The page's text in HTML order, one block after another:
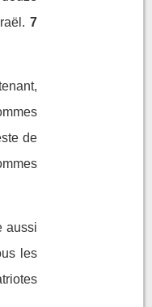
7
de
aussi
les